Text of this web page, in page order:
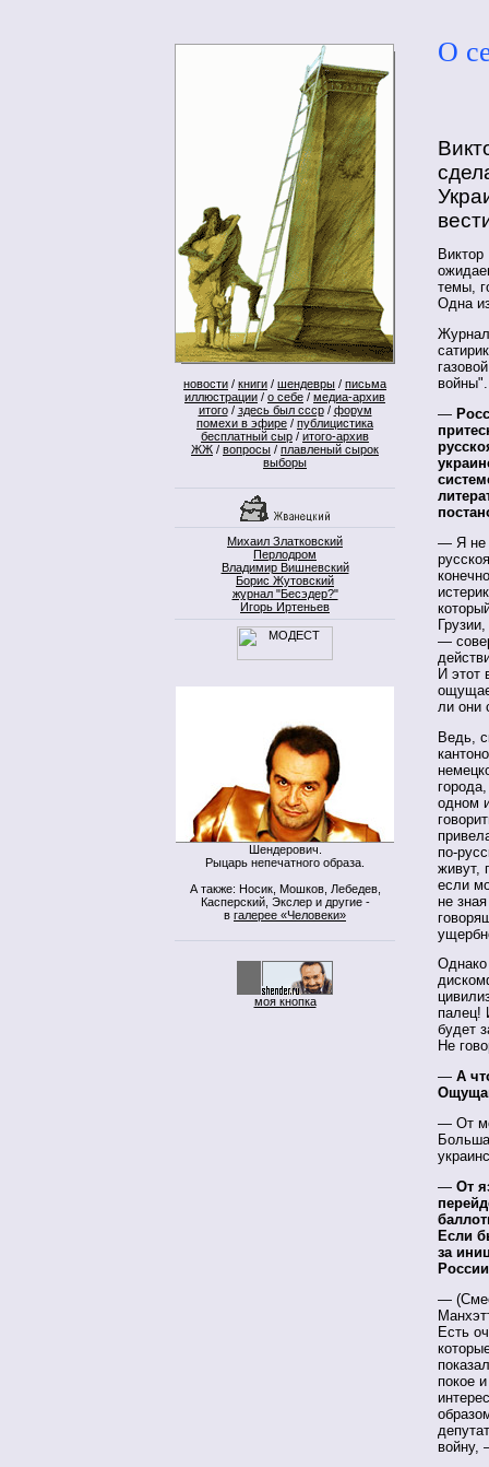
новости / книги / шендевры / письма
иллюстрации / о себе / медиа-архив
итого/ здесь был ссср/ форум
помехи в эфире / публицистика
бесплатный сыр / итого-архив
ЖЖ / вопросы / плавленый сырок
выборы
Михаил Златковский
Перлодром
Владимир Вишневский
Борис Жутовский
журнал "Бесэдер?"
Игорь Иртеньев
Шендерович.
Рыцарь непечатного образа.
А также: Носик, Мошков, Лебедев,
Касперский, Экслер и другие -
в галерее «Человеки»
моя кнопка
О
темы,
Одна
войны".
—
— Я не
—
И этот
ли они
Ведь,
одном
по-
живут,
если
не
Однако
палец!
будет
Не
— А
— От
— От
Если
за
—
Есть
покое
войну,